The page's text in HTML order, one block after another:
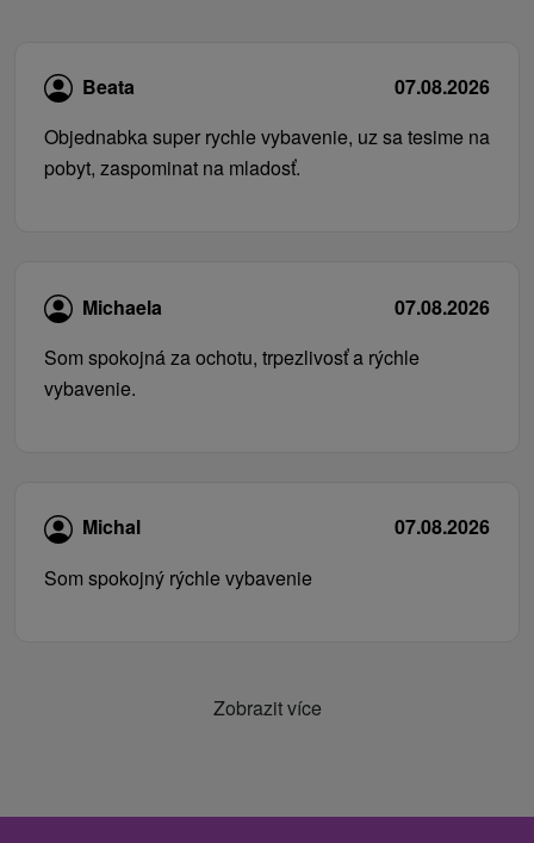
Beata
07.08.2026
Objednabka super rychle vybavenie, uz sa tesime na
pobyt, zaspominat na mladosť.
Michaela
07.08.2026
Som spokojná za ochotu, trpezlivosť a rýchle
vybavenie.
Michal
07.08.2026
Som spokojný rýchle vybavenie
Zobrazit více